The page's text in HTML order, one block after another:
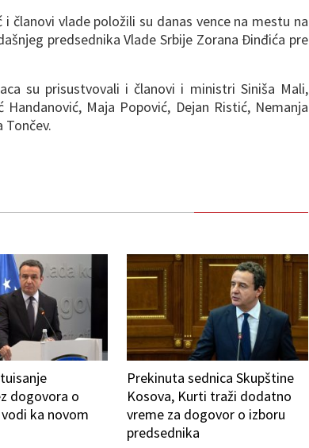
članovi vlade položili su danas vence na mestu na
predsednika Vlade Srbije Zorana Đinđića pre
su prisustvovali i članovi i ministri Siniša Mali,
Handanović, Maja Popović, Dejan Ristić, Nemanja
Tončev.
dogovora o
ka novom
Prekinuta sednica Skupštine
Kosova, Kurti traži dodatno
vreme za dogovor o izboru
predsednika